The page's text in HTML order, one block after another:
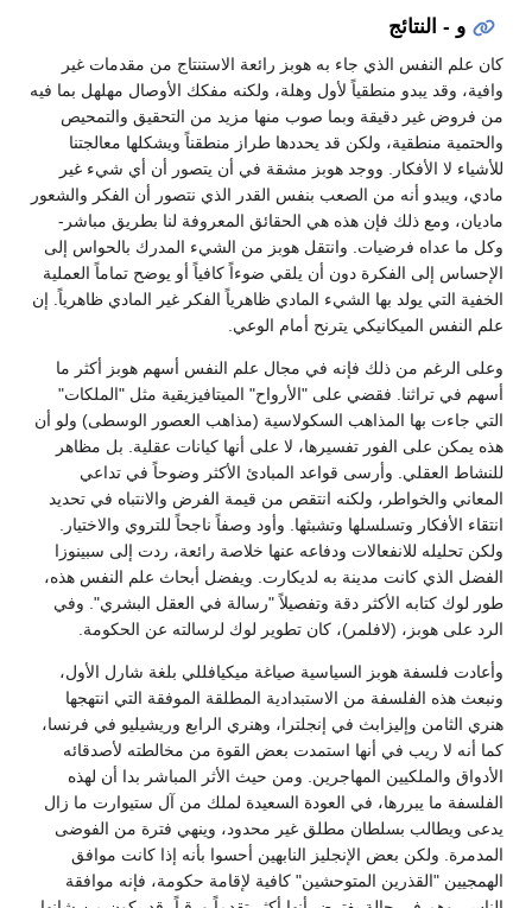
و - النتائج
كان علم النفس الذي جاء به هوبز رائعة الاستنتاج من مقدمات غير
وافية، وقد يبدو منطقياً لأول وهلة، ولكنه مفكك الأوصال مهلهل بما فيه
من فروض غير دقيقة وبما صوب منها مزيد من التحقيق والتمحيص
والحتمية منطقية، ولكن قد يحددها طراز منطقناً ويشكلها معالجتنا
للأشياء لا الأفكار. ووجد هوبز مشقة في أن يتصور أن أي شيء غير
مادي، ويبدو أنه من الصعب بنفس القدر الذي نتصور أن الفكر والشعور
ماديان، ومع ذلك فإن هذه هي الحقائق المعروفة لنا بطريق مباشر-
وكل ما عداه فرضيات. وانتقل هوبز من الشيء المدرك بالحواس إلى
الإحساس إلى الفكرة دون أن يلقي ضوءاً كافياً أو يوضح تماماً العملية
الخفية التي يولد بها الشيء المادي ظاهرياً الفكر غير المادي ظاهرياً. إن
علم النفس الميكانيكي يترنح أمام الوعي.
وعلى الرغم من ذلك فإنه في مجال علم النفس أسهم هوبز أكثر ما
أسهم في تراثنا. فقضي على "الأرواح" الميتافيزيقية مثل "الملكات"
التي جاءت بها المذاهب السكولاسية (مذاهب العصور الوسطى) ولو أن
هذه يمكن على الفور تفسيرها، لا على أنها كيانات عقلية. بل مظاهر
للنشاط العقلي. وأرسى قواعد المبادئ الأكثر وضوحاً في تداعي
المعاني والخواطر، ولكنه انتقص من قيمة الفرض والانتباه في تحديد
انتقاء الأفكار وتسلسلها وتشبثها. وأود وصفاً ناجحاً للتروي والاختيار.
ولكن تحليله للانفعالات ودفاعه عنها خلاصة رائعة، ردت إلى سبينوزا
الفضل الذي كانت مدينة به لديكارت. ويفضل أبحاث علم النفس هذه،
طور لوك كتابه الأكثر دقة وتفصيلاً "رسالة في العقل البشري". وفي
الرد على هوبز، (لافلمر)، كان تطوير لوك لرسالته عن الحكومة.
وأعادت فلسفة هوبز السياسية صياغة ميكيافللي بلغة شارل الأول،
ونبعث هذه الفلسفة من الاستبدادية المطلقة الموفقة التي انتهجها
هنري الثامن وإليزابث في إنجلترا، وهنري الرابع وريشيليو في فرنسا،
كما أنه لا ريب في أنها استمدت بعض القوة من مخالطته لأصدقائه
الأدواق والملكيين المهاجرين. ومن حيث الأثر المباشر بدا أن لهذه
الفلسفة ما يبررها، في العودة السعيدة لملك من آل ستيوارت ما زال
يدعى ويطالب بسلطان مطلق غير محدود، وينهي فترة من الفوضى
المدمرة. ولكن بعض الإنجليز النابهين أحسوا بأنه إذا كانت موافق
الهمجيين "القذرين المتوحشين" كافية لإقامة حكومة، فإنه موافقة